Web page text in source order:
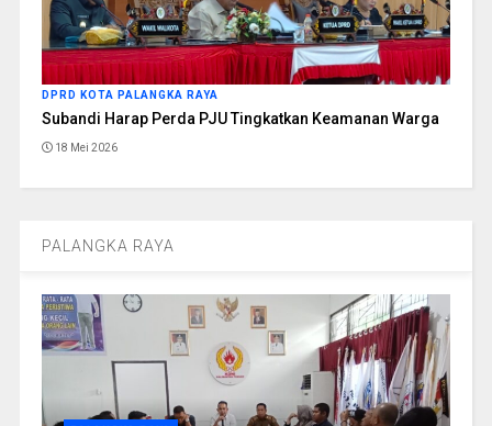
DPRD KOTA PALANGKA RAYA
Subandi Harap Perda PJU Tingkatkan Keamanan Warga
18 Mei 2026
PALANGKA RAYA